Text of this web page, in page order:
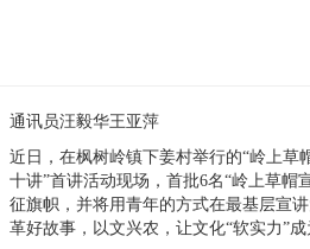
通讯员汪毅华王亚萍
近日，在枫树岭镇下姜村举行的“岭上草
十讲”首讲活动现场，首批6名“岭上草帽
征旗帜，并将用青年的方式在最基层宣
革好故事，以文兴农，让文化“软实力”成